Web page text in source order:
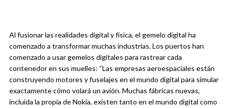
Al fusionar las realidades digital y física, el gemelo digital ha
comenzado a transformar muchas industrias. Los puertos han
comenzado a usar gemelos digitales para rastrear cada
contenedor en sus muelles: “Las empresas aeroespaciales están
construyendo motores y fuselajes en el mundo digital para simular
exactamente cómo volará un avión. Muchas fábricas nuevas,
incluida la propia de Nokia, existen tanto en el mundo digital como